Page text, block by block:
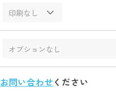
お問い合わせください